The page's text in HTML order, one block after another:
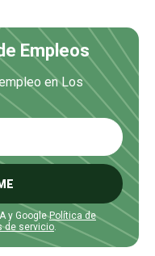
Empleos
en Los
y GooglePolítica de
de servicio.